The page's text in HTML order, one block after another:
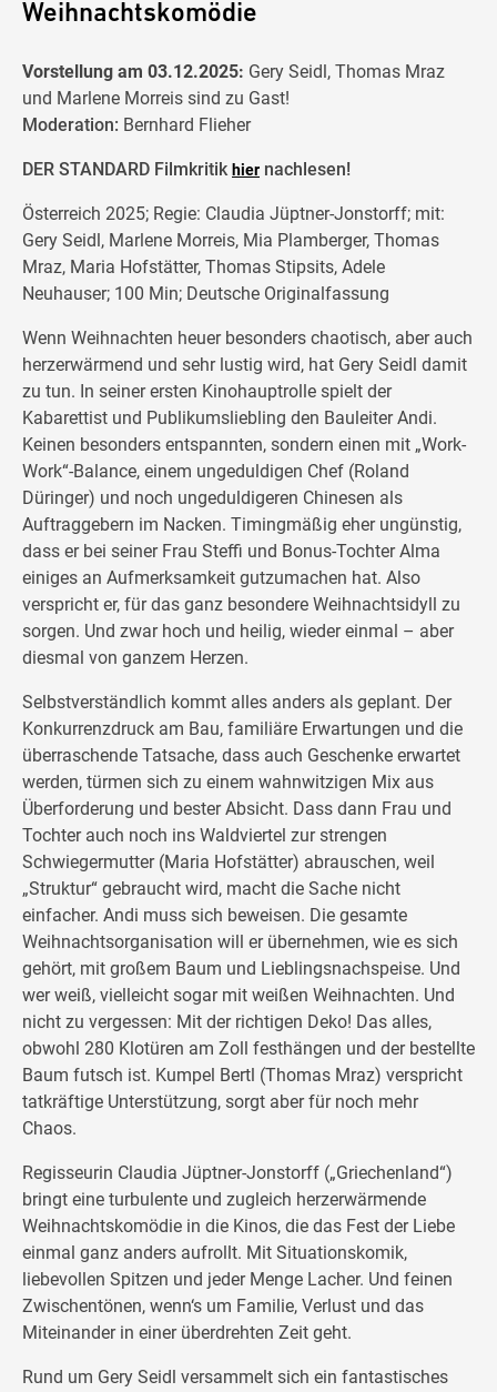
Weihnachtskomödie
Vorstellung am 03.12.2025: Gery Seidl, Thomas Mraz
und Marlene Morreis sind zu Gast!
Moderation: Bernhard Flieher
DER STANDARD Filmkritik hier nachlesen!
Österreich 2025; Regie: Claudia Jüptner-Jonstorff; mit:
Gery Seidl, Marlene Morreis, Mia Plamberger, Thomas
Mraz, Maria Hofstätter, Thomas Stipsits, Adele
Neuhauser; 100 Min; Deutsche Originalfassung
Wenn Weihnachten heuer besonders chaotisch, aber auch
herzerwärmend und sehr lustig wird, hat Gery Seidl damit
zu tun. In seiner ersten Kinohauptrolle spielt der
Kabarettist und Publikumsliebling den Bauleiter Andi.
Keinen besonders entspannten, sondern einen mit „Work-
Work“-Balance, einem ungeduldigen Chef (Roland
Düringer) und noch ungeduldigeren Chinesen als
Auftraggebern im Nacken. Timingmäßig eher ungünstig,
dass er bei seiner Frau Steffi und Bonus-Tochter Alma
einiges an Aufmerksamkeit gutzumachen hat. Also
verspricht er, für das ganz besondere Weihnachtsidyll zu
sorgen. Und zwar hoch und heilig, wieder einmal – aber
diesmal von ganzem Herzen.
Selbstverständlich kommt alles anders als geplant. Der
Konkurrenzdruck am Bau, familiäre Erwartungen und die
überraschende Tatsache, dass auch Geschenke erwartet
werden, türmen sich zu einem wahnwitzigen Mix aus
Überforderung und bester Absicht. Dass dann Frau und
Tochter auch noch ins Waldviertel zur strengen
Schwiegermutter (Maria Hofstätter) abrauschen, weil
„Struktur“ gebraucht wird, macht die Sache nicht
einfacher. Andi muss sich beweisen. Die gesamte
Weihnachtsorganisation will er übernehmen, wie es sich
gehört, mit großem Baum und Lieblingsnachspeise. Und
wer weiß, vielleicht sogar mit weißen Weihnachten. Und
nicht zu vergessen: Mit der richtigen Deko! Das alles,
obwohl 280 Klotüren am Zoll festhängen und der bestellte
Baum futsch ist. Kumpel Bertl (Thomas Mraz) verspricht
tatkräftige Unterstützung, sorgt aber für noch mehr
Chaos.
Regisseurin Claudia Jüptner-Jonstorff („Griechenland“)
bringt eine turbulente und zugleich herzerwärmende
Weihnachtskomödie in die Kinos, die das Fest der Liebe
einmal ganz anders aufrollt. Mit Situationskomik,
liebevollen Spitzen und jeder Menge Lacher. Und feinen
Zwischentönen, wenn‘s um Familie, Verlust und das
Miteinander in einer überdrehten Zeit geht.
Rund um Gery Seidl versammelt sich ein fantastisches